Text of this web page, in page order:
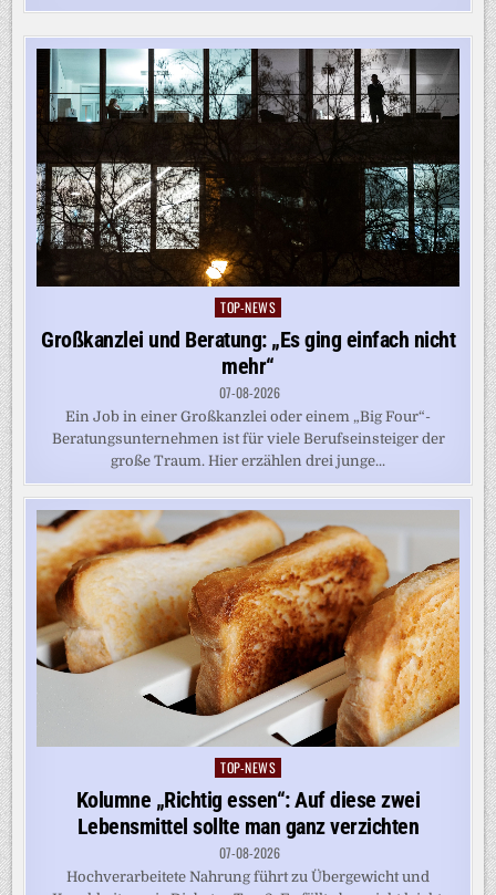
Posted
TOP-NEWS
Großkanzlei und Beratung: „Es ging einfach nicht
mehr“
07-08-2026
Ein Job in einer Großkanzlei oder einem „Big Four“-
Beratungsunternehmen ist für viele Berufseinsteiger der
große Traum. Hier erzählen drei junge...
Posted
TOP-NEWS
Kolumne „Richtig essen“: Auf diese zwei
Lebensmittel sollte man ganz verzichten
07-08-2026
Hochverarbeitete Nahrung führt zu Übergewicht und